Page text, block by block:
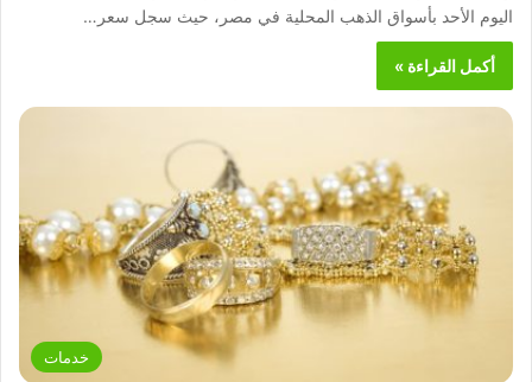
اليوم الأحد بأسواق الذهب المحلية في مصر، حيث سجل سعر…
أكمل القراءة »
خدمات